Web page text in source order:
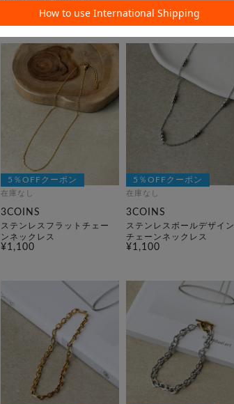
5％OFFクーポン
在庫なし
3COINS
ステンレスフラットチェー
ンネックレス
¥1,100
5％OFFクーポン
在庫なし
3COINS
ステンレスボールデザイン
チェーンネックレス
¥1,100